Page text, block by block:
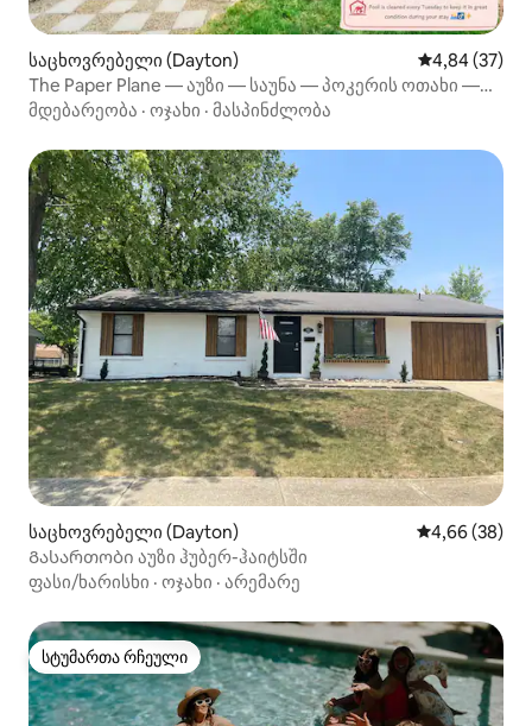
საცხოვრებელი (Dayton) საშუალო
4,84 (37)
The Paper Plane — აუზი — საუნა — პოკერის ოთახი —
8 საწოლი
მდებარეობა · ოჯახი · მასპინძლობა
საცხოვრებელი (Dayton) საშუალო
4,66 (38)
Გასართობი აუზი ჰუბერ-ჰაიტსში
ფასი/ხარისხი · ოჯახი · არემარე
სტუმართა რჩეული
სტუმართა რჩეული